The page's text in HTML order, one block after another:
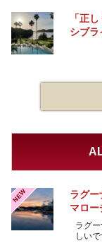
「正
シブラ
NEW
ラグ
マロー
ラグ
しい